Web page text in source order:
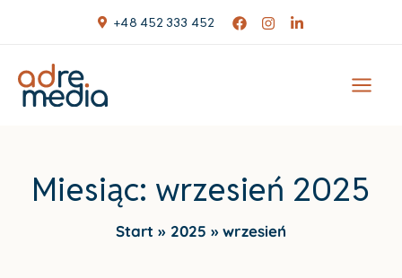
+48 452 333 452
Miesiąc: wrzesień 2025
Start 2025 wrzesień